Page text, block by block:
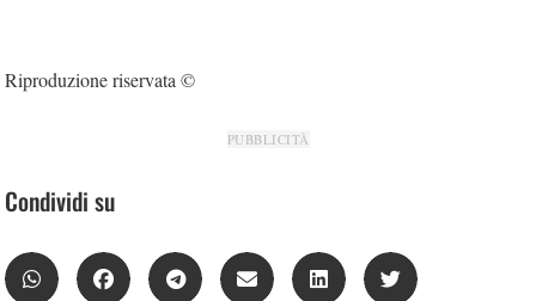
Riproduzione riservata ©
PUBBLICITÀ
Condividi su